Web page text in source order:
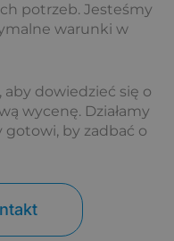
potrzeb. Jesteśmy
warunki w
dowiedzieć się o
wycenę. Działamy
gotowi, by zadbać o